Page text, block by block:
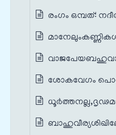
രംഗം ഒമ്പത്:
ശോകവേഗം